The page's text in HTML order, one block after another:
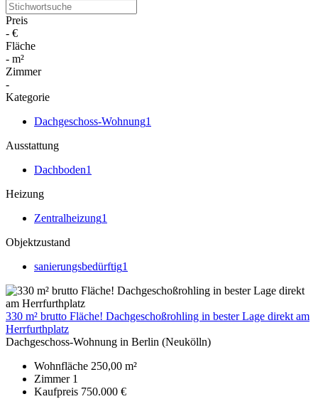
Preis
- €
Fläche
- m²
Zimmer
-
Kategorie
Dachgeschoss-Wohnung1
Ausstattung
Dachboden1
Heizung
Zentralheizung1
Objektzustand
sanierungsbedürftig1
330 m² brutto Fläche! Dachgeschoßrohling in bester Lage direkt am
Herrfurthplatz
Dachgeschoss-Wohnung in Berlin (Neukölln)
Wohnfläche 250,00 m²
Zimmer 1
Kaufpreis 750.000 €